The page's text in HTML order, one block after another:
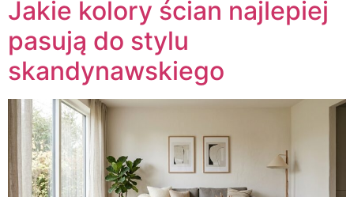
Jakie kolory ścian najlepiej
pasują do stylu
skandynawskiego